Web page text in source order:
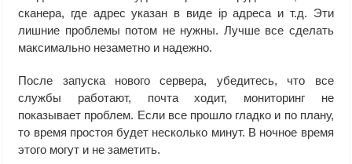
сканера, где адрес указан в виде ip адреса и т.д. Эти
лишние проблемы потом не нужны. Лучше все сделать
максимально незаметно и надежно.
После запуска нового сервера, убедитесь, что все
службы работают, почта ходит, мониторинг не
показывает проблем. Если все прошло гладко и по плану,
то время простоя будет несколько минут. В ночное время
этого могут и не заметить.